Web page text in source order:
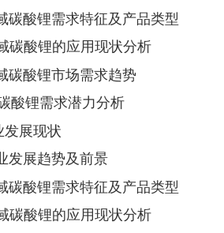
碳酸锂需求特征及产品类型
碳酸锂的应用现状分析
碳酸锂市场需求趋势
酸锂需求潜力分析
发展现状
发展趋势及前景
碳酸锂需求特征及产品类型
碳酸锂的应用现状分析